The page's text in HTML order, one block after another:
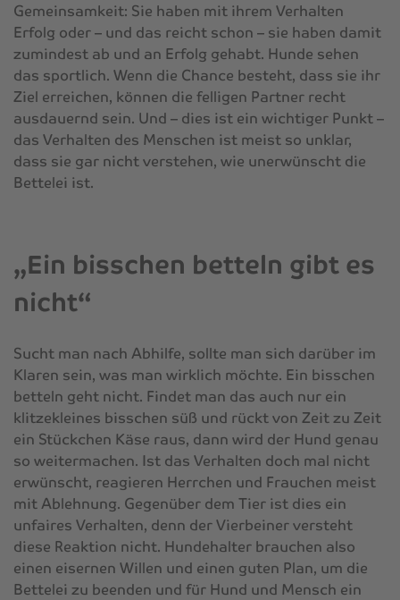
Gemeinsamkeit: Sie haben mit ihrem Verhalten
Erfolg oder – und das reicht schon – sie haben damit
zumindest ab und an Erfolg gehabt. Hunde sehen
das sportlich. Wenn die Chance besteht, dass sie ihr
Ziel erreichen, können die felligen Partner recht
ausdauernd sein. Und – dies ist ein wichtiger Punkt –
das Verhalten des Menschen ist meist so unklar,
dass sie gar nicht verstehen, wie unerwünscht die
Bettelei ist.
„Ein bisschen betteln gibt es
nicht“
Sucht man nach Abhilfe, sollte man sich darüber im
Klaren sein, was man wirklich möchte. Ein bisschen
betteln geht nicht. Findet man das auch nur ein
klitzekleines bisschen süß und rückt von Zeit zu Zeit
ein Stückchen Käse raus, dann wird der Hund genau
so weitermachen. Ist das Verhalten doch mal nicht
erwünscht, reagieren Herrchen und Frauchen meist
mit Ablehnung. Gegenüber dem Tier ist dies ein
unfaires Verhalten, denn der Vierbeiner versteht
diese Reaktion nicht. Hundehalter brauchen also
einen eisernen Willen und einen guten Plan, um die
Bettelei zu beenden und für Hund und Mensch ein